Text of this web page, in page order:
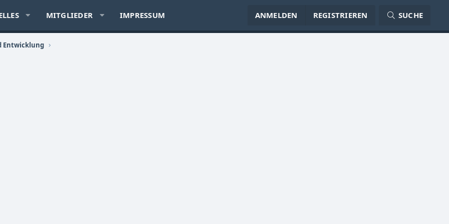
MITGLIEDER IMPRESSUM ANMELDEN REGISTRIEREN SUCHE
Entwicklung